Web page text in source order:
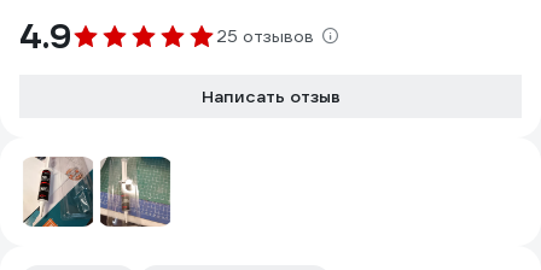
4.9 25 отзывов
Написать отзыв